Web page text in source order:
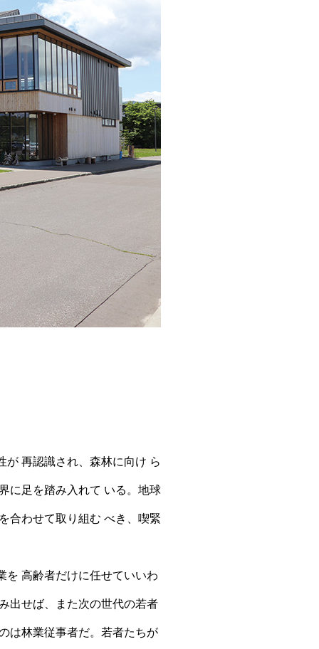
が 再認識され、森林に向け ら
に足を踏み入れて いる。地球
合わせて取り組む べき、喫緊
を 高齢者だけに任せていいわ
出せば、また次の世代の若者
は林業従事者だ。若者たちが